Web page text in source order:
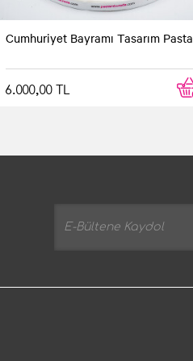
Cumhuriyet Bayramı Tasarım Pasta
6.000,00 TL